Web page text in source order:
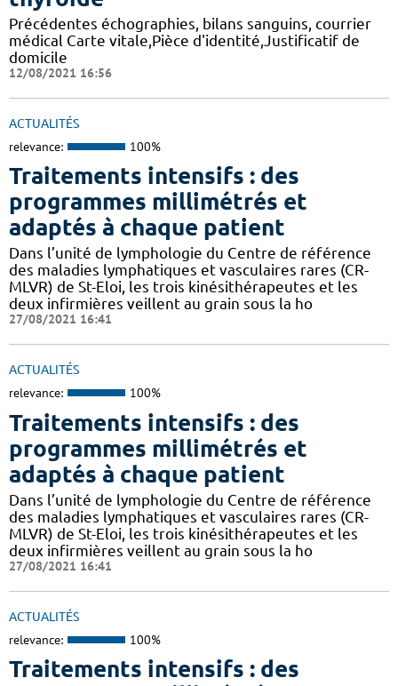
Précédentes échographies, bilans sanguins, courrier
médical Carte vitale,Pièce d'identité,Justificatif de
domicile
12/08/2021 16:56
ACTUALITÉS
relevance: 100%
Traitements intensifs : des
programmes millimétrés et
adaptés à chaque patient
Dans l’unité de lymphologie du Centre de référence
des maladies lymphatiques et vasculaires rares (CR-
MLVR) de St-Eloi, les trois kinésithérapeutes et les
deux infirmières veillent au grain sous la ho
27/08/2021 16:41
ACTUALITÉS
relevance: 100%
Traitements intensifs : des
programmes millimétrés et
adaptés à chaque patient
Dans l’unité de lymphologie du Centre de référence
des maladies lymphatiques et vasculaires rares (CR-
MLVR) de St-Eloi, les trois kinésithérapeutes et les
deux infirmières veillent au grain sous la ho
27/08/2021 16:41
ACTUALITÉS
relevance: 100%
Traitements intensifs : des